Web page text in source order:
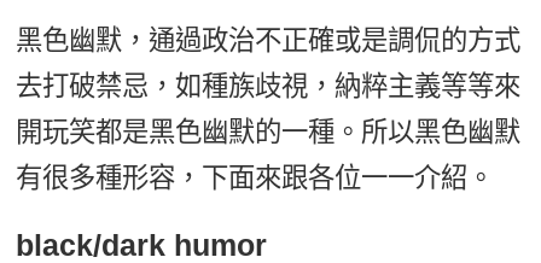
黑色幽默，通過政治不正確或是調侃的方式
去打破禁忌，如種族歧視，納粹主義等等來
開玩笑都是黑色幽默的一種。所以黑色幽默
有很多種形容，下面來跟各位一一介紹。
black/dark humor